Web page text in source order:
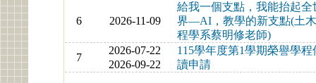
6 2026-11-09
給我一個支點，我能抬起全
界—AI，教學的新支點(土
程學系蔡明修老師)
7
2026-07-22
2026-09-22
115學年度第1學期榮譽學程
讀申請